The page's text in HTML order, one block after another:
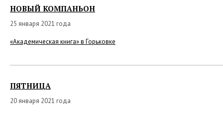
НОВЫЙ КОМПАНЬОН
25 января 2021 года
«Академическая книга» в Горьковке
ПЯТНИЦА
20 января 2021 года